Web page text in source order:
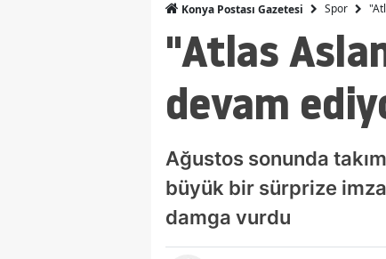
Konya Postası Gazetesi Spor
"Atlas
devam
Ağustos sonunda
büyük bir sürprize
damga vurdu